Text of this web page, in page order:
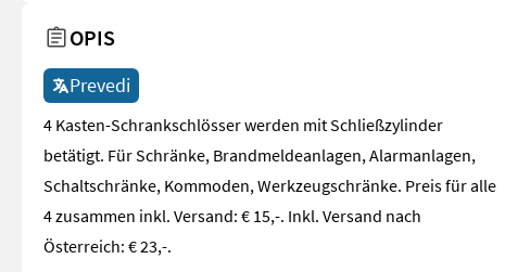
OPIS
Prevedi
4 Kasten-Schrankschlösser werden mit Schließzylinder
betätigt. Für Schränke, Brandmeldeanlagen, Alarmanlagen,
Schaltschränke, Kommoden, Werkzeugschränke. Preis für alle
4 zusammen inkl. Versand: € 15,-. Inkl. Versand nach
Österreich: € 23,-.